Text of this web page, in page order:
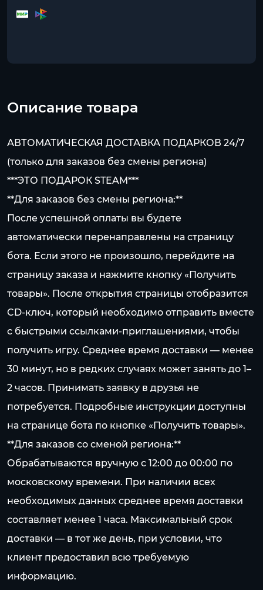
Описание товара
АВТОМАТИЧЕСКАЯ ДОСТАВКА ПОДАРКОВ 24/7
(только для заказов без смены региона)
***ЭТО ПОДАРОК STEAM***
**Для заказов без смены региона:**
После успешной оплаты вы будете
автоматически перенаправлены на страницу
бота. Если этого не произошло, перейдите на
страницу заказа и нажмите кнопку «Получить
товары». После открытия страницы отобразится
CD-ключ, который необходимо отправить вместе
с быстрыми ссылками-приглашениями, чтобы
получить игру. Среднее время доставки — менее
30 минут, но в редких случаях может занять до 1–
2 часов. Принимать заявку в друзья не
потребуется. Подробные инструкции доступны
на странице бота по кнопке «Получить товары».
**Для заказов со сменой региона:**
Обрабатываются вручную с 12:00 до 00:00 по
московскому времени. При наличии всех
необходимых данных среднее время доставки
составляет менее 1 часа. Максимальный срок
доставки — в тот же день, при условии, что
клиент предоставил всю требуемую
информацию.